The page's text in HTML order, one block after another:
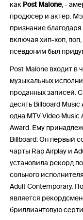
как Post Malone, -
продюсер и актер.
признание
включая хип-хоп,
псевдоним был
Post Malone входит в
музыкальных
проданных записей.
десять Billboard
одна MTV Video
Award. Ему
Billboard: Он первый
чарты Rap Airplay и
установила рекорд
сольного
Adult Contemporary.
является
бриллиантовую